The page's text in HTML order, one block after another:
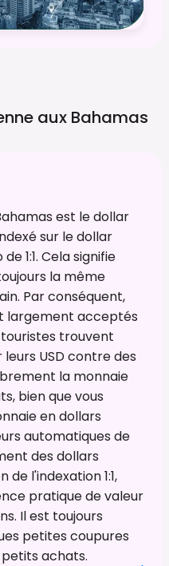
aux Bahamas
est le dollar
sur le dollar
1:1. Cela signifie
la même
Par conséquent,
largement acceptés
trouvent
USD contre des
la monnaie
bien que vous
en dollars
automatiques de
des dollars
de l'indexation 1:1,
pratique de valeur
Il est toujours
petites coupures
achats.